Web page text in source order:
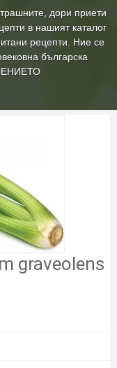
дори приети
в нашият каталог
рецепти. Ние се
българска
graveolens